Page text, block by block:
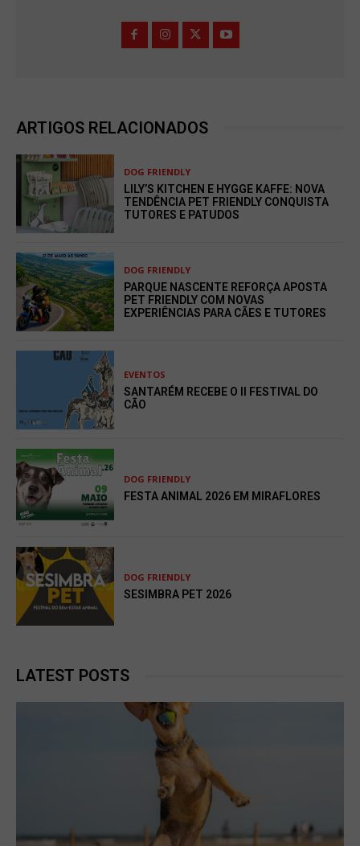
ARTIGOS RELACIONADOS
DOG FRIENDLY
LILY’S KITCHEN E HYGGE KAFFE: NOVA
TENDÊNCIA PET FRIENDLY CONQUISTA
TUTORES E PATUDOS
DOG FRIENDLY
PARQUE NASCENTE REFORÇA APOSTA
PET FRIENDLY COM NOVAS
EXPERIÊNCIAS PARA CÃES E TUTORES
EVENTOS
SANTARÉM RECEBE O II FESTIVAL DO
CÃO
DOG FRIENDLY
FESTA ANIMAL 2026 EM MIRAFLORES
DOG FRIENDLY
SESIMBRA PET 2026
LATEST POSTS